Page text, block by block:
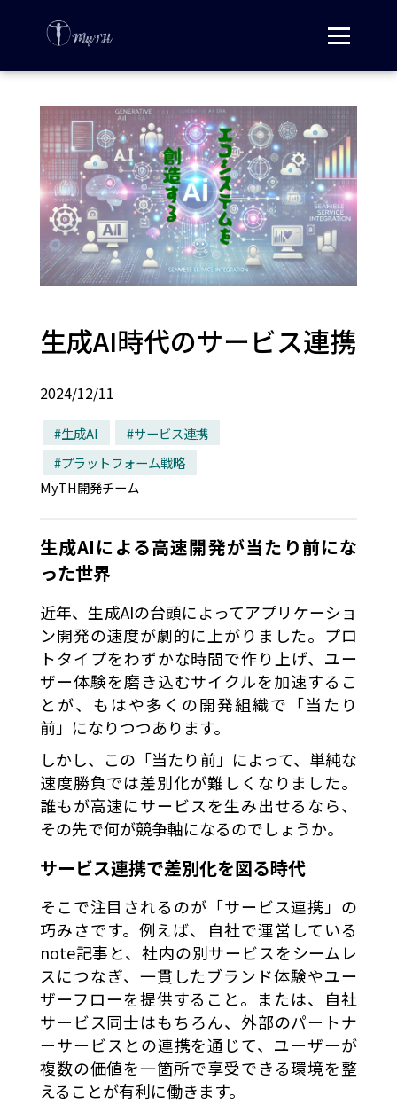
生成AI時代のサービス連携
2024/12/11
#生成AI #サービス連携
#プラットフォーム戦略
MyTH開発チーム
生成AIによる高速開発が当たり前にな
った世界
近年、生成AIの台頭によってアプリケーショ
ン開発の速度が劇的に上がりました。プロ
トタイプをわずかな時間で作り上げ、ユー
ザー体験を磨き込むサイクルを加速するこ
とが、もはや多くの開発組織で「当たり
前」になりつつあります。
しかし、この「当たり前」によって、単純な
速度勝負では差別化が難しくなりました。
誰もが高速にサービスを生み出せるなら、
その先で何が競争軸になるのでしょうか。
サービス連携で差別化を図る時代
そこで注目されるのが「サービス連携」の
巧みさです。例えば、自社で運営している
note記事と、社内の別サービスをシームレ
スにつなぎ、一貫したブランド体験やユー
ザーフローを提供すること。または、自社
サービス同士はもちろん、外部のパートナ
ーサービスとの連携を通じて、ユーザーが
複数の価値を一箇所で享受できる環境を整
えることが有利に働きます。